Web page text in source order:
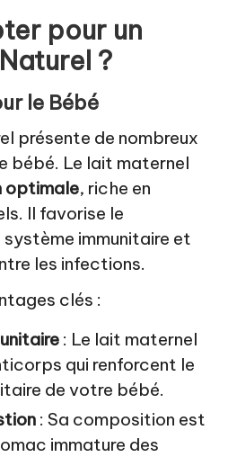
pour un
?
le Bébé
présente de nombreux
bébé. Le lait maternel
optimale, riche en
Il favorise le
immunitaire et
les infections.
clés :
: Le lait maternel
qui renforcent le
de votre bébé.
: Sa composition est
immature des